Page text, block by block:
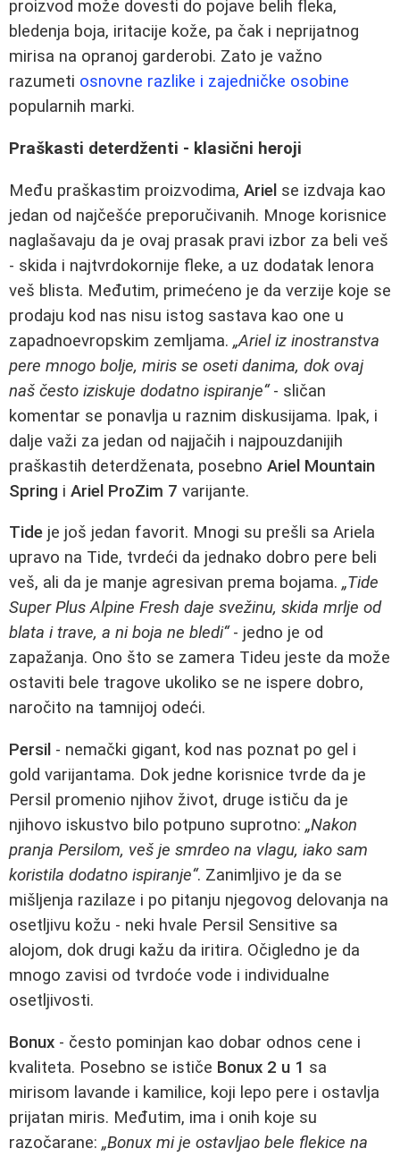
proizvod može dovesti do pojave belih fleka,
bledenja boja, iritacije kože, pa čak i neprijatnog
mirisa na opranoj garderobi. Zato je važno
razumeti osnovne razlike i zajedničke osobine
popularnih marki.
Praškasti deterdženti - klasični heroji
Među praškastim proizvodima, Ariel se izdvaja kao
jedan od najčešće preporučivanih. Mnoge korisnice
naglašavaju da je ovaj prasak pravi izbor za beli veš
- skida i najtvrdokornije fleke, a uz dodatak lenora
veš blista. Međutim, primećeno je da verzije koje se
prodaju kod nas nisu istog sastava kao one u
zapadnoevropskim zemljama. „Ariel iz inostranstva
pere mnogo bolje, miris se oseti danima, dok ovaj
naš često iziskuje dodatno ispiranje“- sličan
komentar se ponavlja u raznim diskusijama. Ipak, i
dalje važi za jedan od najjačih i najpouzdanijih
praškastih deterdženata, posebno Ariel Mountain
Spring i Ariel ProZim 7 varijante.
Tide je još jedan favorit. Mnogi su prešli sa Ariela
upravo na Tide, tvrdeći da jednako dobro pere beli
veš, ali da je manje agresivan prema bojama. „Tide
Super Plus Alpine Fresh daje svežinu, skida mrlje od
blata i trave, a ni boja ne bledi“- jedno je od
zapažanja. Ono što se zamera Tideu jeste da može
ostaviti bele tragove ukoliko se ne ispere dobro,
naročito na tamnijoj odeći.
Persil - nemački gigant, kod nas poznat po gel i
gold varijantama. Dok jedne korisnice tvrde da je
Persil promenio njihov život, druge ističu da je
njihovo iskustvo bilo potpuno suprotno: „Nakon
pranja Persilom, veš je smrdeo na vlagu, iako sam
koristila dodatno ispiranje“. Zanimljivo je da se
mišljenja razilaze i po pitanju njegovog delovanja na
osetljivu kožu - neki hvale Persil Sensitive sa
alojom, dok drugi kažu da iritira. Očigledno je da
mnogo zavisi od tvrdoće vode i individualne
osetljivosti.
Bonux - često pominjan kao dobar odnos cene i
kvaliteta. Posebno se ističe Bonux 2 u 1 sa
mirisom lavande i kamilice, koji lepo pere i ostavlja
prijatan miris. Međutim, ima i onih koje su
razočarane: „Bonux mi je ostavljao bele flekice na